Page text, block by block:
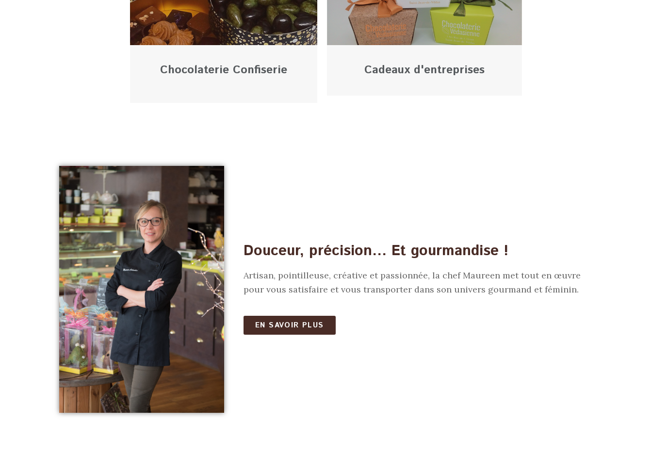
Chocolaterie Confiserie Cadeaux d'entreprises
Douceur, précision... Et gourmandise !
Artisan, pointilleuse, créative et passionnée, la chef Maureen met tout en œuvre
pour vous satisfaire et vous transporter dans son univers gourmand et féminin.
EN SAVOIR PLUS